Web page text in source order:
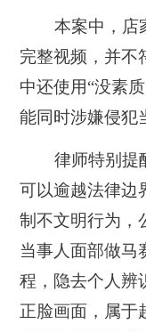
本案中， 店
完整视频，并不
中还使用“没素
能同时涉嫌侵犯
律师特别提
可以逾越法律边
制不文明行为，
当事人面部做马
程，隐去个人辨
正脸画面，属于